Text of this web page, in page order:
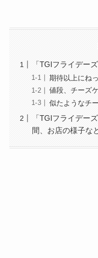
「TGIフライデー
期待以上にね
値段、チーズ
似たようなチ
「TGIフライデー
間、お店の様子な